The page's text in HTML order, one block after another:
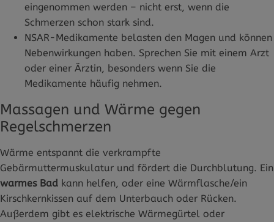
eingenommen werden – nicht erst, wenn die
Schmerzen schon stark sind.
NSAR-Medikamente belasten den Magen und können
Nebenwirkungen haben. Sprechen Sie mit einem Arzt
oder einer Ärztin, besonders wenn Sie die
Medikamente häufig nehmen.
Massagen und Wärme gegen
Regelschmerzen
Wärme entspannt die verkrampfte
Gebärmuttermuskulatur und fördert die Durchblutung. Ein
warmes Bad kann helfen, oder eine Wärmflasche/ein
Kirschkernkissen auf dem Unterbauch oder Rücken.
Außerdem gibt es elektrische Wärmegürtel oder